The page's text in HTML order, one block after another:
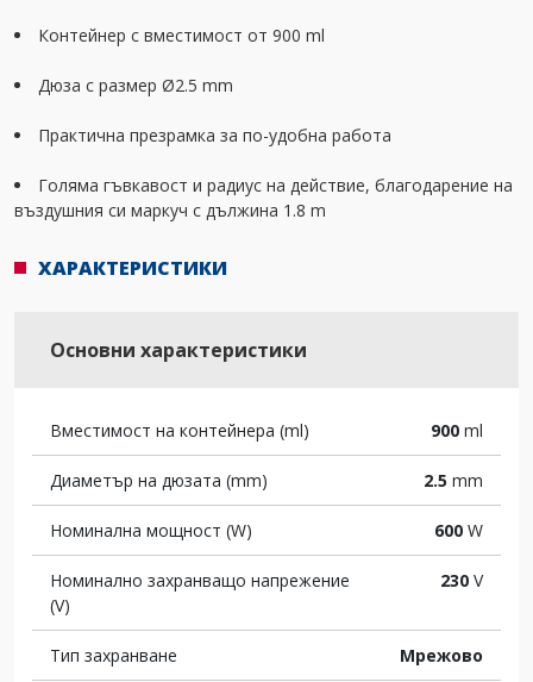
Контейнер с вместимост от 900 ml
Дюза с размер Ø2.5 mm
Практична презрамка за по-удобна работа
Голяма гъвкавост и радиус на действие, благодарение на
въздушния си маркуч с дължина 1.8 m
ХАРАКТЕРИСТИКИ
Основни характеристики
Вместимост на контейнера (ml) 900 ml
Диаметър на дюзата (mm) 2.5 mm
Номинална мощност (W) 600 W
Номинално захранващо напрежение
(V)
230 V
Тип захранване Мрежово